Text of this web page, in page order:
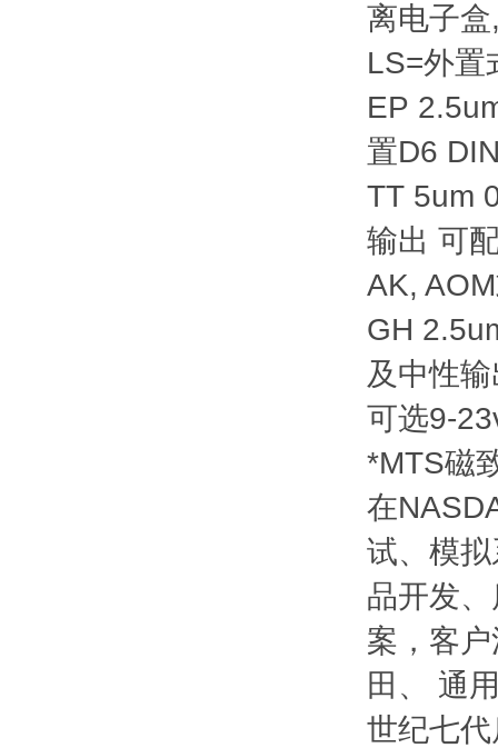
离电子
LS=外置
EP
置D6
TT 5um
输出 可
AK,
GH
及中性
可选9-
*MTS磁
在
试、模
品开发
案，客
田、 通
世纪七